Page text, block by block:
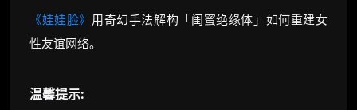
《娃娃脸》 用奇幻手法解构「闺蜜绝缘体」如何重建女
性友谊网络。
温馨提示: